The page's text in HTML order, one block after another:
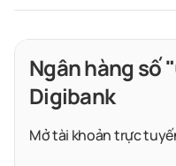
Ngân hàng số
Digibank
Mở tài khoản trực